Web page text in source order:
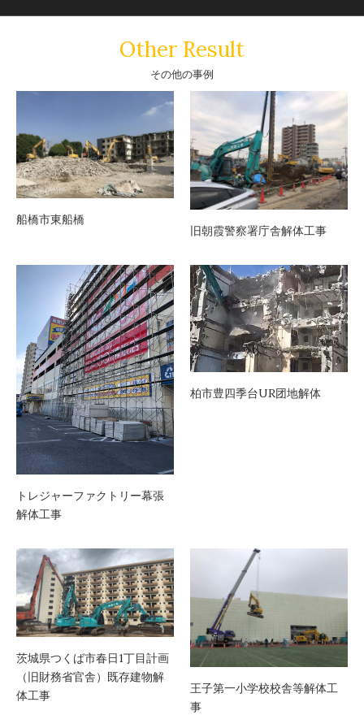
Other Result
その他の事例
船橋市東船橋
旧朝霞警察署庁舎解体工事
トレジャーファクトリー幕張
解体工事
柏市豊四季台UR团地解体
茨城県つくば市春日1丁目計画
（旧財務省官舎）既存建物解
体工事
王子第一小学校校舎等解体工
事